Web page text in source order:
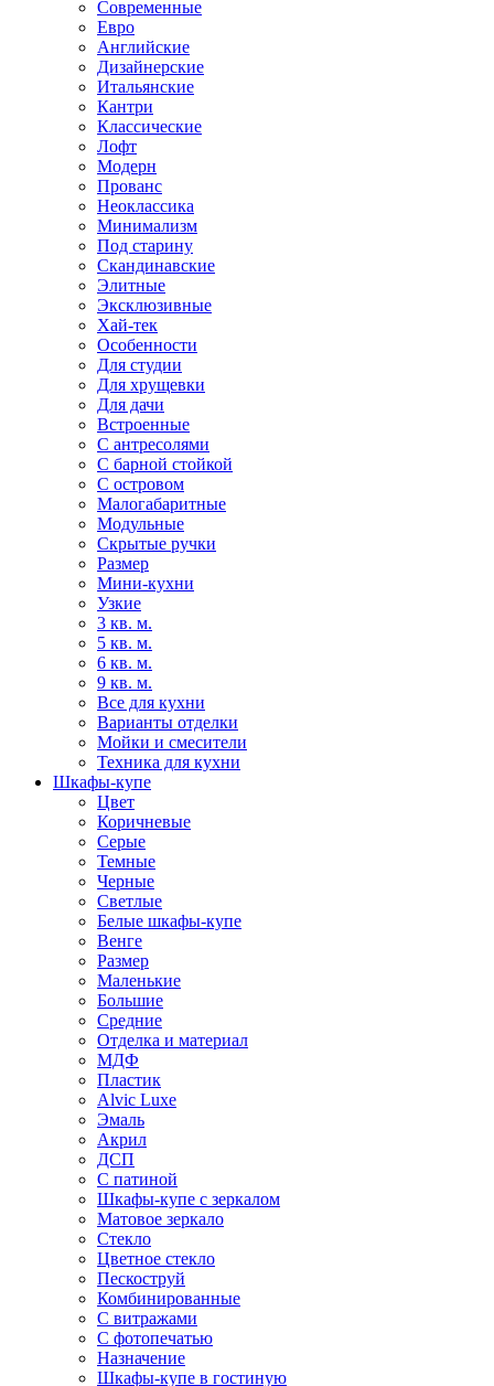
Современные
Евро
Английские
Дизайнерские
Итальянские
Кантри
Классические
Лофт
Модерн
Прованс
Неоклассика
Минимализм
Под старину
Скандинавские
Элитные
Эксклюзивные
Хай-тек
Особенности
Для студии
Для хрущевки
Для дачи
Встроенные
С антресолями
С барной стойкой
С островом
Малогабаритные
Модульные
Скрытые ручки
Размер
Мини-кухни
Узкие
3 кв. м.
5 кв. м.
6 кв. м.
9 кв. м.
Все для кухни
Варианты отделки
Мойки и смесители
Техника для кухни
Шкафы-купе
Цвет
Коричневые
Серые
Темные
Черные
Светлые
Белые шкафы-купе
Венге
Размер
Маленькие
Большие
Средние
Отделка и материал
МДФ
Пластик
Alvic Luxe
Эмаль
Акрил
ДСП
С патиной
Шкафы-купе с зеркалом
Матовое зеркало
Стекло
Цветное стекло
Пескоструй
Комбинированные
С витражами
С фотопечатью
Назначение
Шкафы-купе в гостиную